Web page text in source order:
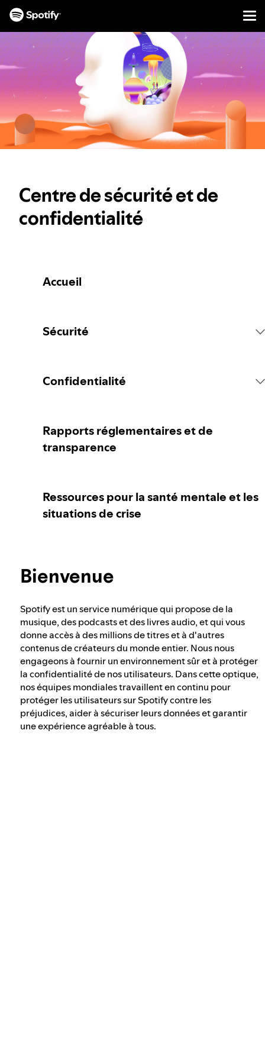
AU
CONTENU
Centre de sécurité et de
confidentialité
Accueil
Sécurité
Signaler du contenu
Conseils pour les parent·e·s ou gardien·ne·s
Notre approche en matière de contenu
Notre approche en matière d'extrémisme
violent
Comprendre les recommandations
Confidentialité
Vos contrôles de confidentialité
Rapports réglementaires et de
transparence
Ressources pour la santé mentale et les
situations de crise
Bienvenue
Spotify est un service numérique qui propose de la
musique, des podcasts et des livres audio, et qui vous
donne accès à des millions de titres et à d'autres
contenus de créateurs du monde entier. Nous nous
engageons à fournir un environnement sûr et à protéger
la confidentialité de nos utilisateurs. Dans cette optique,
nos équipes mondiales travaillent en continu pour
protéger les utilisateurs sur Spotify contre les
préjudices, aider à sécuriser leurs données et garantir
une expérience agréable à tous.